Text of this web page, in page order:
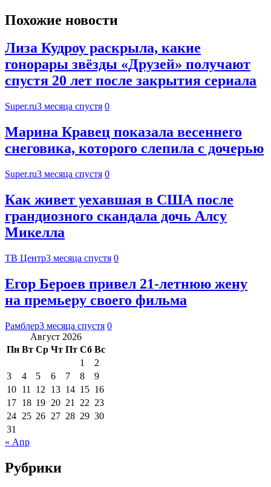
Похожие новости
Лиза Кудроу раскрыла, какие
гонорары звёзды «Друзей» получают
спустя 20 лет после закрытия сериала
Super.ru3 месяца спустя 0
Марина Кравец показала весеннего
снеговика, которого слепила с дочерью
Super.ru3 месяца спустя 0
Как живет уехавшая в США после
грандиозного скандала дочь Алсу
Микелла
ТВ Центр3 месяца спустя 0
Егор Бероев привел 21-летнюю жену
на премьеру своего фильма
Рамблер3 месяца спустя 0
Август 2026
Пн Вт Ср Чт Пт Сб Вс
1
2
3
4 5 6 7 8
9
10 11 12 13 14 15 16
17 18 19 20 21 22 23
24 25 26 27 28 29 30
31
« Апр
Рубрики